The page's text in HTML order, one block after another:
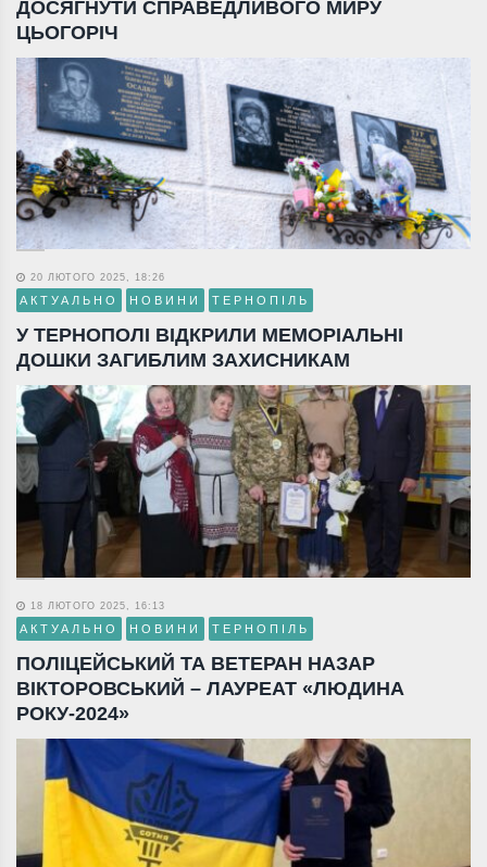
ДОСЯГНУТИ СПРАВЕДЛИВОГО МИРУ
ЦЬОГОРІЧ
20 ЛЮТОГО 2025, 18:26
АКТУАЛЬНО НОВИНИ ТЕРНОПІЛЬ
У ТЕРНОПОЛІ ВІДКРИЛИ МЕМОРІАЛЬНІ
ДОШКИ ЗАГИБЛИМ ЗАХИСНИКАМ
18 ЛЮТОГО 2025, 16:13
АКТУАЛЬНО НОВИНИ ТЕРНОПІЛЬ
ПОЛІЦЕЙСЬКИЙ ТА ВЕТЕРАН НАЗАР
ВІКТОРОВСЬКИЙ – ЛАУРЕАТ «ЛЮДИНА
РОКУ-2024»